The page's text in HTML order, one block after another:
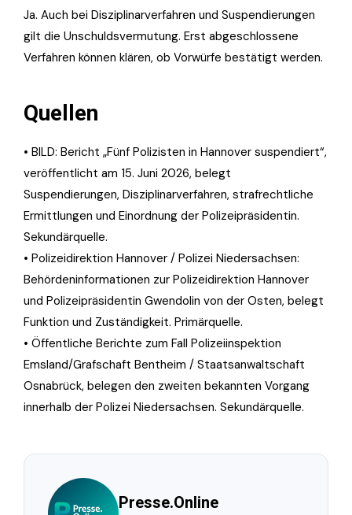
Ja. Auch bei Disziplinarverfahren und Suspendierungen
gilt die Unschuldsvermutung. Erst abgeschlossene
Verfahren können klären, ob Vorwürfe bestätigt werden.
Quellen
• BILD: Bericht „Fünf Polizisten in Hannover suspendiert“,
veröffentlicht am 15. Juni 2026, belegt
Suspendierungen, Disziplinarverfahren, strafrechtliche
Ermittlungen und Einordnung der Polizeipräsidentin.
Sekundärquelle.
• Polizeidirektion Hannover / Polizei Niedersachsen:
Behördeninformationen zur Polizeidirektion Hannover
und Polizeipräsidentin Gwendolin von der Osten, belegt
Funktion und Zuständigkeit. Primärquelle.
• Öffentliche Berichte zum Fall Polizeiinspektion
Emsland/Grafschaft Bentheim / Staatsanwaltschaft
Osnabrück, belegen den zweiten bekannten Vorgang
innerhalb der Polizei Niedersachsen. Sekundärquelle.
Presse.Online